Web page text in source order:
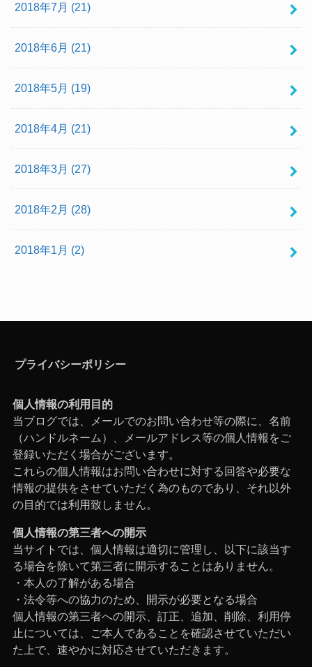
2018年7月 (21)
2018年6月 (21)
2018年5月 (19)
2018年4月 (21)
2018年3月 (27)
2018年2月 (28)
2018年1月 (2)
プライバシーポリシー
個人情報の利用目的
当ブログでは、メールでのお問い合わせ等の際に、名前
（ハンドルネーム）、メールアドレス等の個人情報をご
登録いただく場合がございます。
これらの個人情報はお問い合わせに対する回答や必要な
情報の提供をさせていただく為のものであり、それ以外
の目的では利用致しません。
個人情報の第三者への開示
当サイトでは、個人情報は適切に管理し、以下に該当す
る場合を除いて第三者に開示することはありません。
・本人の了解がある場合
・法令等への協力のため、開示が必要となる場合
個人情報の第三者への開示、訂正、追加、削除、利用停
止については、ご本人であることを確認させていただい
た上で、速やかに対応させていただきます。